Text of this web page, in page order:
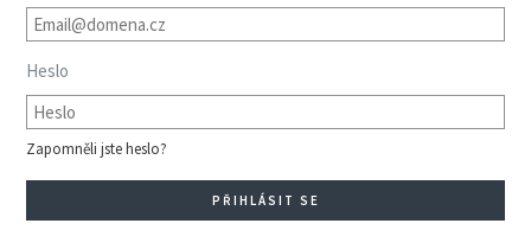
Heslo
Zapomněli jste heslo?